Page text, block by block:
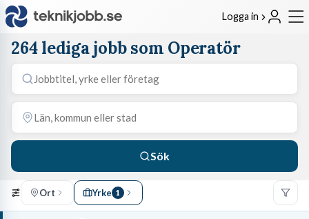
Logga in
264 lediga jobb som Operatör
Sök
Ort Yrke 1